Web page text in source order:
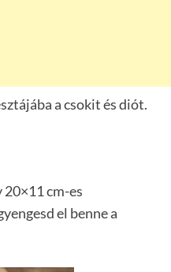
a csokit és diót.
cm-es
el benne a